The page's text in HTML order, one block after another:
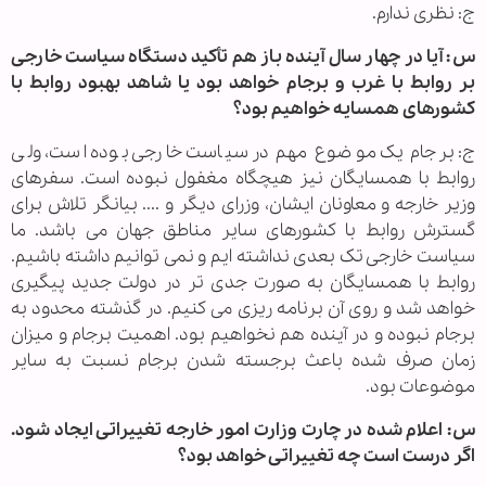
ج: نظری ندارم.
س: آیا در چهار سال آینده باز هم تأکید دستگاه سیاست خارجی
بر روابط با غرب و برجام خواهد بود یا شاهد بهبود روابط با
کشورهای همسایه خواهیم بود؟
ج: برجام یک موضوع مهم در سیاست خارجی بوده است، ولی
روابط با همسایگان نیز هیچگاه مغفول نبوده است. سفرهای
وزیر خارجه و معاونان ایشان، وزرای دیگر و .... بیانگر تلاش برای
گسترش روابط با کشورهای سایر مناطق جهان می باشد. ما
سیاست خارجی تک بعدی نداشته ایم و نمی توانیم داشته باشیم.
روابط با همسایگان به صورت جدی تر در دولت جدید پیگیری
خواهد شد و روی آن برنامه ریزی می کنیم. در گذشته محدود به
برجام نبوده و در آینده هم نخواهیم بود. اهمیت برجام و میزان
زمان صرف شده باعث برجسته شدن برجام نسبت به سایر
موضوعات بود.
س: اعلام شده در چارت وزارت امور خارجه تغییراتی ایجاد شود.
اگر درست است چه تغییراتی خواهد بود؟